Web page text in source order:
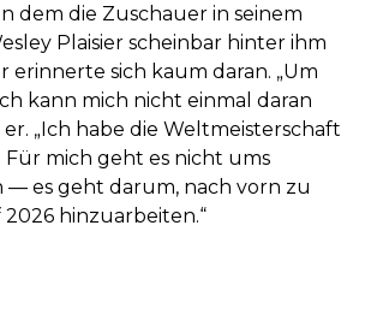
dem die Zuschauer in seinem
Plaisier scheinbar hinter ihm
erinnerte sich kaum daran. „Um
kann mich nicht einmal daran
„Ich habe die Weltmeisterschaft
mich geht es nicht ums
— es geht darum, nach vorn zu
hinzuarbeiten.“